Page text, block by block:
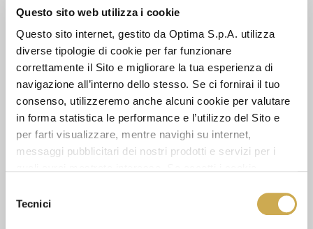
Questo sito web utilizza i cookie
Questo sito internet, gestito da Optima S.p.A. utilizza
diverse tipologie di cookie per far funzionare
correttamente il Sito e migliorare la tua esperienza di
navigazione all’interno dello stesso. Se ci fornirai il tuo
consenso, utilizzeremo anche alcuni cookie per valutare
in forma statistica le performance e l’utilizzo del Sito e
per farti visualizzare, mentre navighi su internet,
messaggi pubblicitari dei nostri prodotti e servizi per i
delTecnici
CONFEZIONI PER CARTONE:
10
CHIEDI INFORMAZIONI
SCHEDA TECNICA